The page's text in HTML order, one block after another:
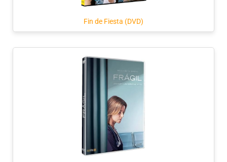
Fin de Fiesta (DVD)